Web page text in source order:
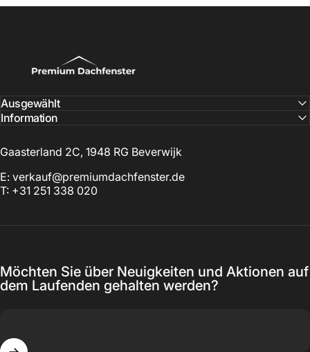
Ausgewählt
Information
Gaasterland 2C, 1948 RG Beverwijk
E: verkauf@premiumdachfenster.de
T: +31 251 338 020
Möchten Sie über Neuigkeiten und Aktionen auf
dem Laufenden gehalten werden?